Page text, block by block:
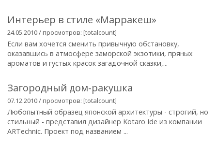
Интерьер в стиле «Марракеш»
24.05.2010 / просмотров: [totalcount]
Если вам хочется сменить привычную обстановку,
оказавшись в атмосфере заморской экзотики, пряных
ароматов и густых красок загадочной сказки,...
Загородный дом-ракушка
07.12.2010 / просмотров: [totalcount]
Любопытный образец японской архитектуры - строгий, но
стильный - представил дизайнер Kotaro Ide из компании
ARTechnic. Проект под названием ...